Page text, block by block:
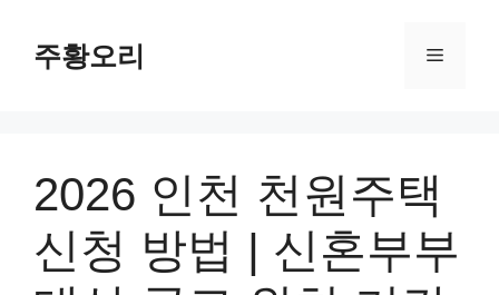
주황오리 Menu
2026 인천 천원주택
신청 방법 | 신혼부부